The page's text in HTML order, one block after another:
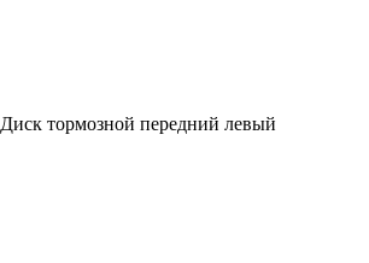
Диск тормозной передний левый